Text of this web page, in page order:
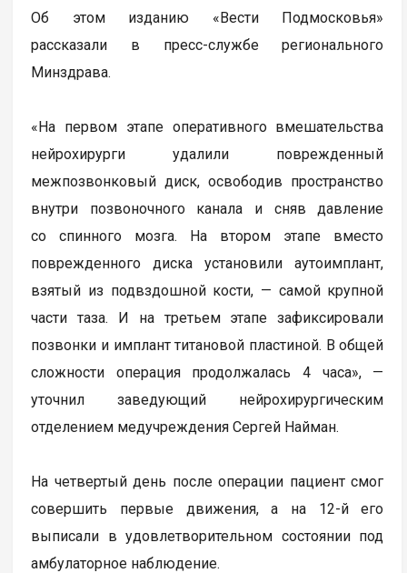
Об этом изданию «Вести Подмосковья»
рассказали в пресс-службе регионального
Минздрава.
«На первом этапе оперативного вмешательства
нейрохирурги удалили поврежденный
межпозвонковый диск, освободив пространство
внутри позвоночного канала и сняв давление
со спинного мозга. На втором этапе вместо
поврежденного диска установили аутоимплант,
взятый из подвздошной кости, — самой крупной
части таза. И на третьем этапе зафиксировали
позвонки и имплант титановой пластиной. В общей
сложности операция продолжалась 4 часа», —
уточнил заведующий нейрохирургическим
отделением медучреждения Сергей Найман.
На четвертый день после операции пациент смог
совершить первые движения, а на 12-й его
выписали в удовлетворительном состоянии под
амбулаторное наблюдение.